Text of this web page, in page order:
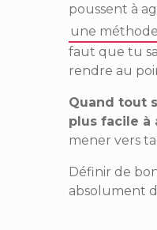
poussent à
une
faut que tu
rendre au
Quand tout
plus facile à
mener vers
Définir de
absolument